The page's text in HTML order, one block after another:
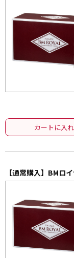
カートに入
【通常購入】BMロ